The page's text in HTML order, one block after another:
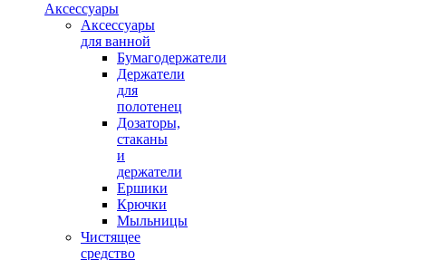
Аксессуары
Аксессуары
для ванной
Бумагодержатели
Держатели
для
полотенец
Дозаторы,
стаканы
и
держатели
Ершики
Крючки
Мыльницы
Чистящее
средство